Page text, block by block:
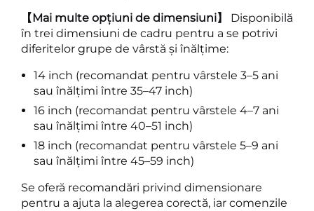
【Mai multe opțiuni de dimensiuni】 Disponibilă
în trei dimensiuni de cadru pentru a se potrivi
diferitelor grupe de vârstă și înălțime:
14 inch (recomandat pentru vârstele 3–5 ani
sau înălțimi între 35–47 inch)
16 inch (recomandat pentru vârstele 4–7 ani
sau înălțimi între 40–51 inch)
18 inch (recomandat pentru vârstele 5–9 ani
sau înălțimi între 45–59 inch)
Se oferă recomandări privind dimensionare
pentru a ajuta la alegerea corectă, iar comenzile